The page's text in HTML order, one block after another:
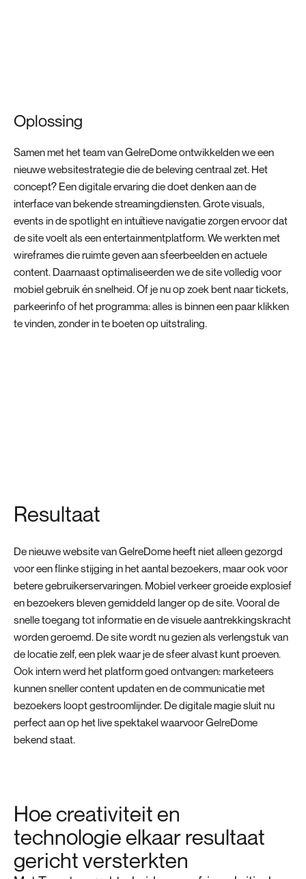
Oplossing
Samen met het team van GelreDome ontwikkelden we een
nieuwe websitestrategie die de beleving centraal zet. Het
concept? Een digitale ervaring die doet denken aan de
interface van bekende streamingdiensten. Grote visuals,
events in de spotlight en intuïtieve navigatie zorgen ervoor dat
de site voelt als een entertainmentplatform. We werkten met
wireframes die ruimte geven aan sfeerbeelden en actuele
content. Daarnaast optimaliseerden we de site volledig voor
mobiel gebruik én snelheid. Of je nu op zoek bent naar tickets,
parkeerinfo of het programma: alles is binnen een paar klikken
te vinden, zonder in te boeten op uitstraling.
Resultaat
De nieuwe website van GelreDome heeft niet alleen gezorgd
voor een flinke stijging in het aantal bezoekers, maar ook voor
betere gebruikerservaringen. Mobiel verkeer groeide explosief
en bezoekers bleven gemiddeld langer op de site. Vooral de
snelle toegang tot informatie en de visuele aantrekkingskracht
worden geroemd. De site wordt nu gezien als verlengstuk van
de locatie zelf, een plek waar je de sfeer alvast kunt proeven.
Ook intern werd het platform goed ontvangen: marketeers
kunnen sneller content updaten en de communicatie met
bezoekers loopt gestroomlijnder. De digitale magie sluit nu
perfect aan op het live spektakel waarvoor GelreDome
bekend staat.
Hoe creativiteit en
technologie elkaar resultaat
gericht versterkten